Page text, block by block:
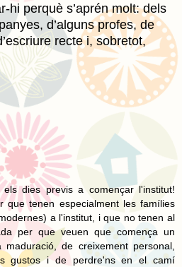
hi perquè s’aprén molt: dels
d’alguns profes, de
recte i, sobretot,
dies previs a començar l'institut!
que tenen especialment les famílies
a l'institut, i que no tenen al
per que veuen que comença un
de creixement personal,
gustos i de perdre'ns en el camí